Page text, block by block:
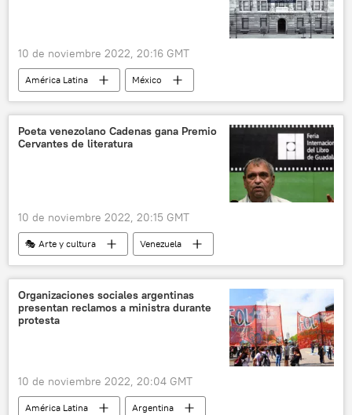
10 de noviembre 2022, 20:16 GMT
América Latina México
Poeta venezolano Cadenas gana Premio
Cervantes de literatura
10 de noviembre 2022, 20:15 GMT
🎭 Arte y cultura
Venezuela
Rafael Cadenas
poesía
América Latina
Premio Cervantes
Organizaciones sociales argentinas
presentan reclamos a ministra durante
protesta
10 de noviembre 2022, 20:04 GMT
América Latina
Argentina